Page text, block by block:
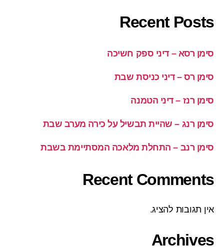
Recent Posts
סימן רסא – דיני ספק חשיכה
סימן רס – דיני כניסת שבת
סימן רנז – דיני הטמנה
סימן רנג – שהיית תבשיל על כירה מערב שבת
סימן רנב – התחלת מלאכה המסתיימת בשבת
Recent Comments
אין תגובות להציג.
Archives